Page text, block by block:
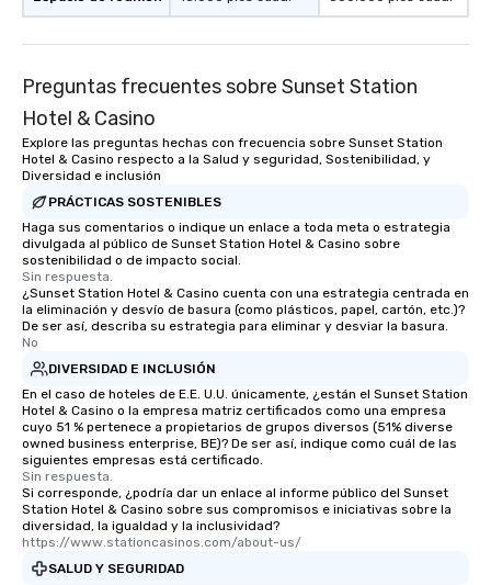
Preguntas frecuentes sobre Sunset Station
Hotel & Casino
Explore las preguntas hechas con frecuencia sobre Sunset Station
Hotel & Casino respecto a la Salud y seguridad, Sostenibilidad, y
Diversidad e inclusión
PRÁCTICAS SOSTENIBLES
Haga sus comentarios o indique un enlace a toda meta o estrategia
divulgada al público de Sunset Station Hotel & Casino sobre
sostenibilidad o de impacto social.
Sin respuesta.
¿Sunset Station Hotel & Casino cuenta con una estrategia centrada en
la eliminación y desvío de basura (como plásticos, papel, cartón, etc.)?
De ser así, describa su estrategia para eliminar y desviar la basura.
No
DIVERSIDAD E INCLUSIÓN
En el caso de hoteles de E.E. U.U. únicamente, ¿están el Sunset Station
Hotel & Casino o la empresa matriz certificados como una empresa
cuyo 51 % pertenece a propietarios de grupos diversos (51% diverse
owned business enterprise, BE)? De ser así, indique como cuál de las
siguientes empresas está certificado.
Sin respuesta.
Si corresponde, ¿podría dar un enlace al informe público del Sunset
Station Hotel & Casino sobre sus compromisos e iniciativas sobre la
diversidad, la igualdad y la inclusividad?
https://www.stationcasinos.com/about-us/
SALUD Y SEGURIDAD